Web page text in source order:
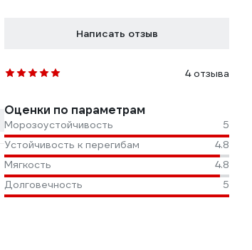
Написать отзыв
4 отзыва
Оценки по параметрам
Морозоустойчивость
5
Устойчивость к перегибам
4.8
Мягкость
4.8
Долговечность
5